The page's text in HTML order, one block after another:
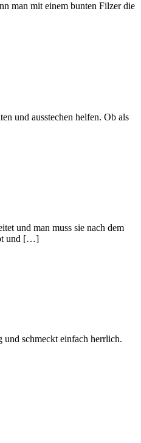
man mit einem bunten Filzer die
und ausstechen helfen. Ob als
und man muss sie nach dem
und […]
und schmeckt einfach herrlich.